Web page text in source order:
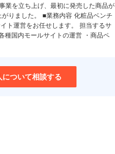
業を立ち上げ、最初に発売した商品が
りました。 ■業務内容 化粧品ベンチ
ト運営をお任せします。 担当するサ
種国内モールサイトの運営 ・商品ペ
について相談する